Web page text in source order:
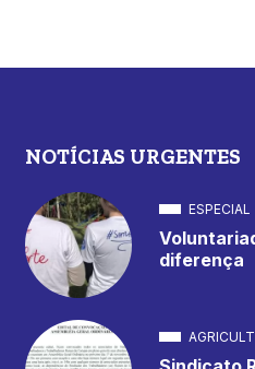
NOTÍCIAS URGENTES
ESPECIAL
diferença